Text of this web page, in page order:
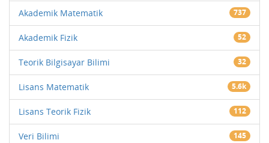
Akademik Matematik 737
Akademik Fizik 52
Teorik Bilgisayar Bilimi 32
Lisans Matematik 5.6k
Lisans Teorik Fizik 112
Veri Bilimi 145